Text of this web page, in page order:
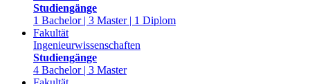
Studiengänge
1 Bachelor | 3 Master | 1 Diplom
Fakultät
Ingenieurwissenschaften
Studiengänge
4 Bachelor | 3 Master